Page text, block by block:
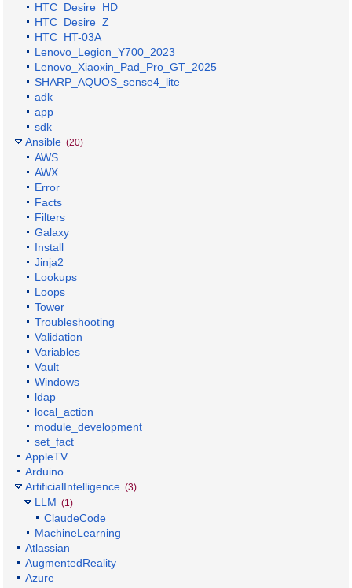
HTC_Desire_HD
HTC_Desire_Z
HTC_HT-03A
Lenovo_Legion_Y700_2023
Lenovo_Xiaoxin_Pad_Pro_GT_2025
SHARP_AQUOS_sense4_lite
adk
app
sdk
Ansible (20)
AWS
AWX
Error
Facts
Filters
Galaxy
Install
Jinja2
Lookups
Loops
Tower
Troubleshooting
Validation
Variables
Vault
Windows
ldap
local_action
module_development
set_fact
AppleTV
Arduino
ArtificialIntelligence (3)
LLM (1)
ClaudeCode
MachineLearning
Atlassian
AugmentedReality
Azure